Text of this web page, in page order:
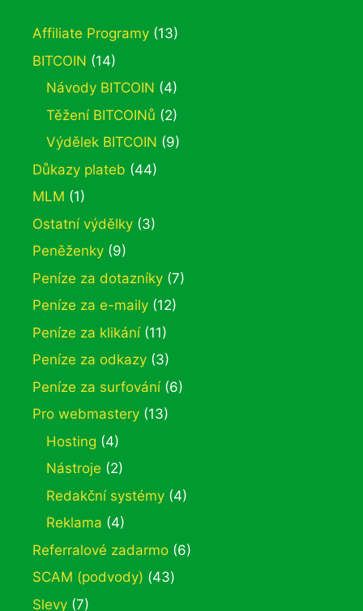
Affiliate Programy (13)
BITCOIN (14)
Návody BITCOIN (4)
Těžení BITCOINů (2)
Výdělek BITCOIN (9)
Důkazy plateb (44)
MLM (1)
Ostatní výdělky (3)
Peněženky (9)
Peníze za dotazníky (7)
Peníze za e-maily (12)
Peníze za klikání(11)
Peníze za odkazy (3)
Peníze za surfování(6)
Pro webmastery (13)
Hosting (4)
Nástroje (2)
Redakční systémy (4)
Reklama (4)
Referralové zadarmo (6)
SCAM (podvody) (43)
Slevy (7)